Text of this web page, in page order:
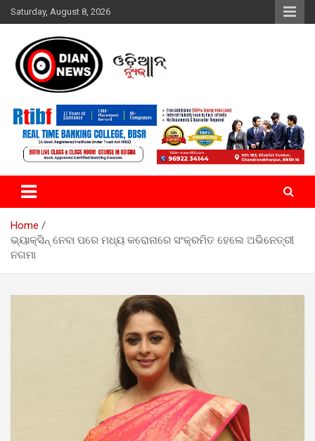
Skip
to
Saturday, August 8, 2026
ଓଡିଆନ୍ ନ୍ୟୁଜ
Home
ଭ୍ୟାକ୍ସିନ୍ ନେବା ପରେ ମଧ୍ୟ କରୋନାରେ ସଂକ୍ରମିତ ହେଲେ ଅଭିନେତ୍ରୀ
ନଗମା